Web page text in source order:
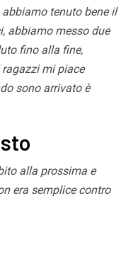
tenuto bene il
abbiamo messo due
fino alla fine,
mi piace
sono arrivato è
alla prossima e
era semplice contro